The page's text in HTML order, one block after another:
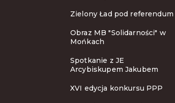
Zielony Ład pod referendum
Obraz MB "Solidarności" w
Mońkach
Spotkanie z JE
Arcybiskupem Jakubem
XVI edycja konkursu PPP